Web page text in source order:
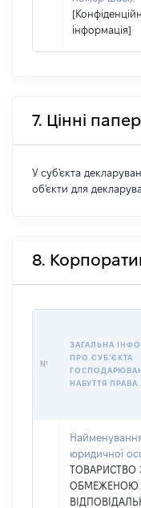
інформація]
7. Цінні
У суб'єкта
об'єкти для
8.
№
ЗАГАЛЬНА
ПРО СУБʼЄКТА
НАБУТТЯ ПРАВА
юридичної
ТОВАРИСТВО
ОБМЕЖЕНОЮ